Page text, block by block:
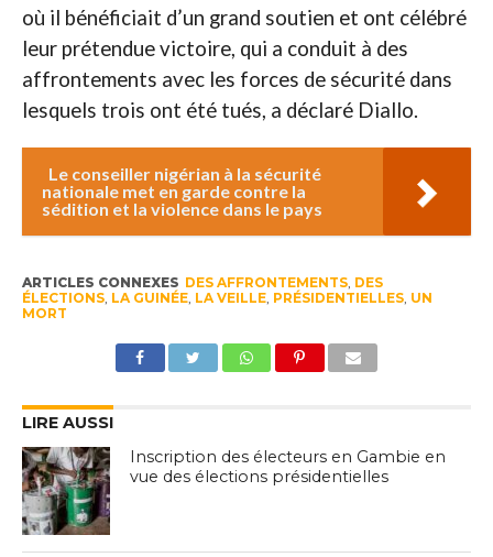
où il bénéficiait d’un grand soutien et ont célébré
leur prétendue victoire, qui a conduit à des
affrontements avec les forces de sécurité dans
lesquels trois ont été tués, a déclaré Diallo.
Le conseiller nigérian à la sécurité
nationale met en garde contre la
sédition et la violence dans le pays
ARTICLES CONNEXES DES AFFRONTEMENTS, DES
ÉLECTIONS, LA GUINÉE, LA VEILLE, PRÉSIDENTIELLES, UN
MORT
LIRE AUSSI
Inscription des électeurs en Gambie en
vue des élections présidentielles